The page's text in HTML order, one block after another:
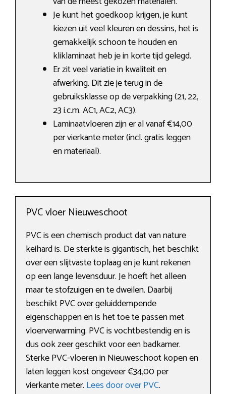
Je kunt het goedkoop krijgen, je kunt
kiezen uit veel kleuren en dessins, het is
gemakkelijk schoon te houden en
kliklaminaat heb je in korte tijd gelegd.
Er zit veel variatie in kwaliteit en
afwerking. Dit zie je terug in de
gebruiksklasse op de verpakking (21, 22,
23 i.c.m. AC1, AC2, AC3).
Laminaatvloeren zijn er al vanaf €14,00
per vierkante meter (incl. gratis leggen
en materiaal).
PVC vloer Nieuweschoot
PVC is een chemisch product dat van nature
keihard is. De sterkte is gigantisch, het beschikt
over een slijtvaste toplaag en je kunt rekenen
op een lange levensduur. Je hoeft het alleen
maar te stofzuigen en te dweilen. Daarbij
beschikt PVC over geluiddempende
eigenschappen en is het toe te passen met
vloerverwarming. PVC is vochtbestendig en is
dus ook zeer geschikt voor een badkamer.
Sterke PVC-vloeren in Nieuweschoot kopen en
laten leggen kost ongeveer €34,00 per
vierkante meter. Lees door over PVC.